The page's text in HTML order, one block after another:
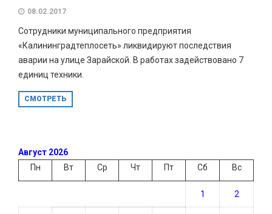
08.02.2017
Сотрудники муниципального предприятия
«Калининградтеплосеть» ликвидируют последствия
аварии на улице Зарайской. В работах задействовано 7
единиц техники.
СМОТРЕТЬ
Август 2026
Пн
Вт Ср Чт Пт Сб Вс
1 2